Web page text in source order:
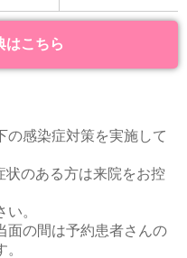
はこちら
の感染症対策を実施して
状のある方は来院をお控
。
面の間は予約患者さんの